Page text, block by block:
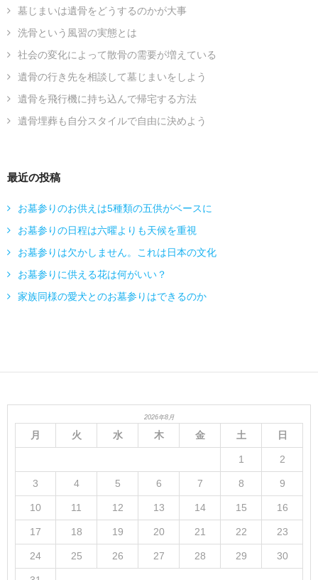
墓じまいは遺骨をどうするのかが大事
洗骨という風習の実態とは
社会の変化によって散骨の需要が増えている
遺骨の行き先を相談して墓じまいをしよう
遺骨を飛行機に持ち込んで帰宅する方法
遺骨埋葬も自分スタイルで自由に決めよう
最近の投稿
お墓参りのお供えは5種類の五供がベースに
お墓参りの日程は六曜よりも天候を重視
お墓参りは欠かしません。これは日本の文化
お墓参りに供える花は何がいい？
家族同様の愛犬とのお墓参りはできるのか
2026年8月
月 火 水 木 金 土 日
1 2
3 4 5 6 7 8 9
10 11 12 13 14 15 16
17 18 19 20 21 22 23
24 25 26 27 28 29 30